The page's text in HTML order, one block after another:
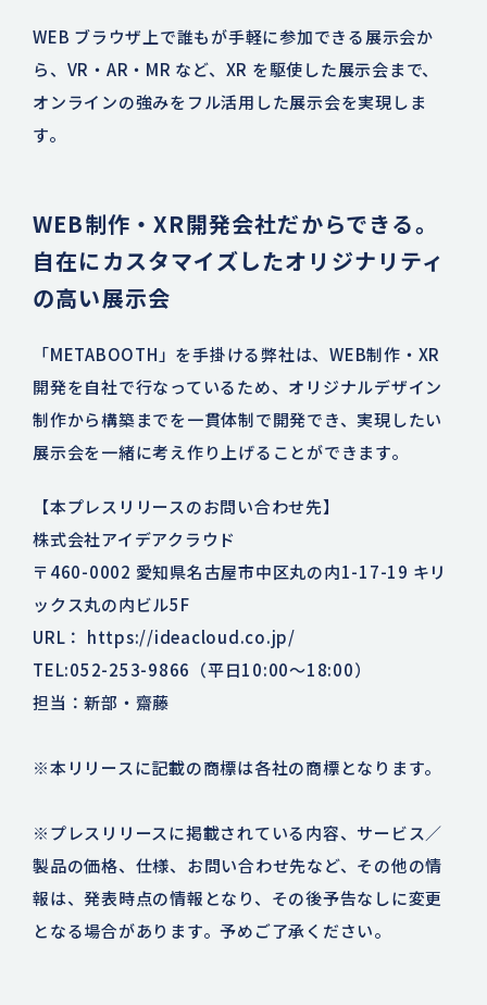
WEB ブラウザ上で誰もが手軽に参加できる展示会か
ら、VR・AR・MR など、XR を駆使した展示会まで、
オンラインの強みをフル活用した展示会を実現しま
す。
WEB制作・XR開発会社だからできる。
自在にカスタマイズしたオリジナリティ
の高い展示会
「METABOOTH」を手掛ける弊社は、WEB制作・XR
開発を自社で行なっているため、オリジナルデザイン
制作から構築までを一貫体制で開発でき、実現したい
展示会を一緒に考え作り上げることができます。
【本プレスリリースのお問い合わせ先】
株式会社アイデアクラウド
〒460-0002 愛知県名古屋市中区丸の内1-17-19 キリ
ックス丸の内ビル5F
URL： https://ideacloud.co.jp/
TEL:052-253-9866（平日10:00～18:00）
担当：新部・齋藤
※本リリースに記載の商標は各社の商標となります。
※プレスリリースに掲載されている内容、サービス／
製品の価格、仕様、お問い合わせ先など、その他の情
報は、発表時点の情報となり、その後予告なしに変更
となる場合があります。予めご了承ください。